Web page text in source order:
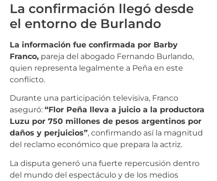
La confirmación llegó desde
el entorno de Burlando
La información fue confirmada por Barby
Franco, pareja del abogado Fernando Burlando,
quien representa legalmente a Peña en este
conflicto.
Durante una participación televisiva, Franco
aseguró: “Flor Peña lleva a juicio a la productora
Luzu por 750 millones de pesos argentinos por
daños y perjuicios”, confirmando así la magnitud
del reclamo económico que prepara la actriz.
La disputa generó una fuerte repercusión dentro
del mundo del espectáculo y de los medios